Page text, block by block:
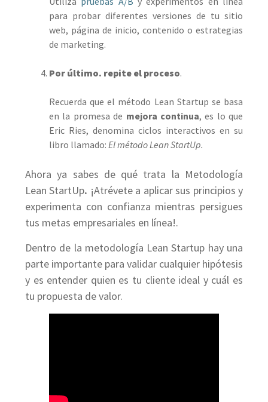
para probar diferentes versiones de tu sitio
web, página de inicio, contenido o estrategias
de marketing.
Por último. repite el proceso.
Recuerda que el método Lean Startup se basa
en la promesa de mejora continua, es lo que
Eric Ries, denomina ciclos interactivos en su
libro llamado: El método Lean StartUp.
Ahora ya sabes de qué trata la Metodología
Lean StartUp. ¡Atrévete a aplicar sus principios y
experimenta con confianza mientras persigues
tus metas empresariales en línea!.
Dentro de la metodología Lean Startup hay una
parte importante para validar cualquier hipótesis
y es entender quien es tu cliente ideal y cuál es
tu propuesta de valor.